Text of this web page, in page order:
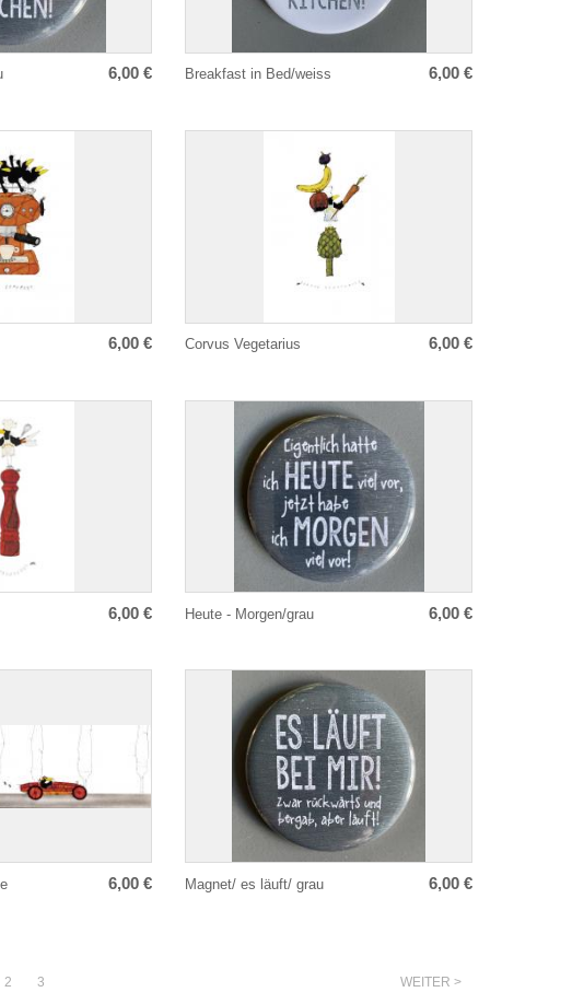
6,00 € Breakfast in Bed/weiss 6,00 €
6,00 € Corvus Vegetarius 6,00 €
6,00 € Heute - Morgen/grau 6,00 €
6,00 € Magnet/ es läuft/ grau 6,00 €
2 3 WEITER >